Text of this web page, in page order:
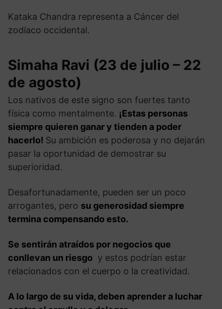
Kataka Chandra representa a Cáncer del
zodíaco occidental.
Simaha Ravi (23 de julio – 22
de agosto)
Los nativos de este signo son fuertes tanto
física como mentalmente. ¡Estas personas
siempre quieren ganar y tienden a poder
hacerlo! Su ambición es poderosa y no dejarán
pasar la oportunidad de demostrar su
superioridad.
Desafortunadamente, pueden ser un poco
arrogantes, pero su generosidad siempre
termina compensando esto.
Se sentirán atraídos por negocios que
conllevan un riesgo y estos podrían estar
relacionados con el cuerpo o la creatividad.
A lo largo de su vida, deben aprender a luchar